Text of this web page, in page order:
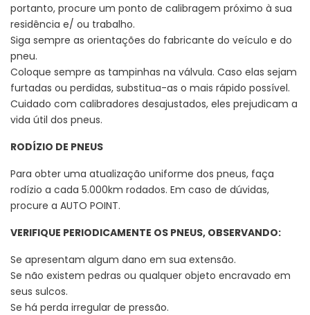
portanto, procure um ponto de calibragem próximo à sua
residência e/ ou trabalho.
Siga sempre as orientações do fabricante do veículo e do
pneu.
Coloque sempre as tampinhas na válvula. Caso elas sejam
furtadas ou perdidas, substitua-as o mais rápido possível.
Cuidado com calibradores desajustados, eles prejudicam a
vida útil dos pneus.
RODÍZIO DE PNEUS
Para obter uma atualização uniforme dos pneus, faça
rodízio a cada 5.000km rodados. Em caso de dúvidas,
procure a AUTO POINT.
VERIFIQUE PERIODICAMENTE OS PNEUS, OBSERVANDO:
Se apresentam algum dano em sua extensão.
Se não existem pedras ou qualquer objeto encravado em
seus sulcos.
Se há perda irregular de pressão.